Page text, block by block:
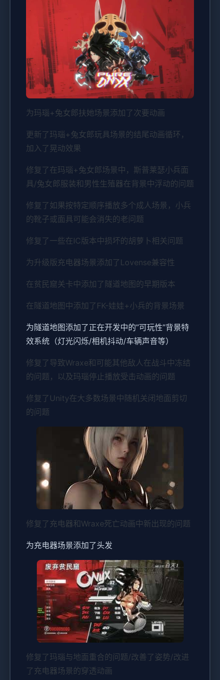
为玛瑙+兔女郎扶她场景添加了次要动画
更新了玛瑙+兔女郎玩具场景的结尾动画循环，
加入了晃动效果
修复了在玛瑙+兔女郎场景中，斯普莱瑟小兵面
具/兔女郎服装和男性生殖器在背景中浮动的问题
修复了如果按特定顺序播放多个成人场景，小兵
的靴子或面具可能会消失的老问题
修复了一些在IC版本中损坏的胡萝卜相关问题
为升级版充电器场景添加了Lovense兼容性
在贫民窟关卡中添加了隧道地图的早期版本
在隧道地图中添加了FK-娃娃+小兵的背景场景
为隧道地图添加了正在开发中的”可玩性”背景特
效系统（灯光闪烁/相机抖动/车辆声音等）
修复了导致Wraxe和可能其他敌人在战斗中冻结
的问题，以及玛瑙停止播放受击动画的问题
修复了Unity在大多数场景中随机关闭地面剪切
的问题
修复了充电器和Wraxe死亡动画中新出现的问题
为充电器场景添加了头发
修复了玛瑙与地面重合的问题/改善了姿势/改进
了充电器场景的穿透动画